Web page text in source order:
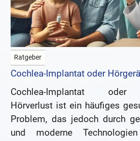
Ratgeber
Cochlea-Implantat oder
Cochlea-Implantat oder
Hörverlust ist ein häufiges
Problem, das jedoch durch
und moderne